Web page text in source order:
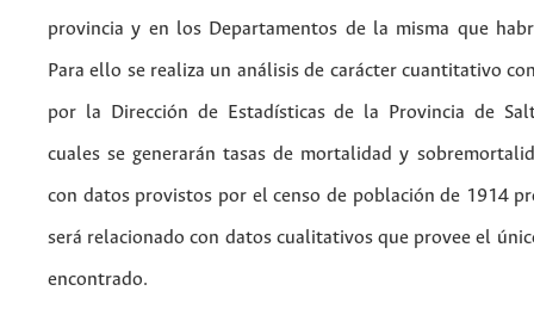
provincia y en los Departamentos de la misma que
Para ello se realiza un análisis de carácter cuantitativo
por la Dirección de Estadísticas de la Provincia de
cuales se generarán tasas de mortalidad y
con datos provistos por el censo de población de 1914
será relacionado con datos cualitativos que provee el
encontrado.